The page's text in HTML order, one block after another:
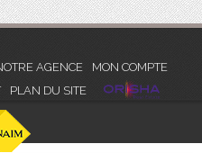
AGENCE
MON COMPTE
PLAN DU SITE